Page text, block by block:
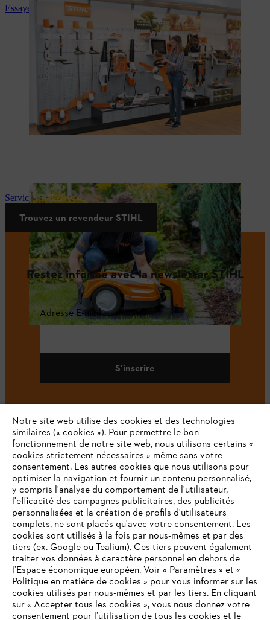
Essayez des machines gratuitement
Services relatifs aux tondeuses robots STIHL iMOW®
Trouvez un revendeur STIHL
Restez informé avec la newsletter STIHL
Adresse E-mail
S'inscrire
#STIHL
L'Entreprise
STIHL FAQ
Notre site web utilise des cookies et des technologies
similaires (« cookies »). Pour permettre le bon
fonctionnement de notre site web, nous utilisons certains «
cookies strictement nécessaires » même sans votre
consentement. Les autres cookies que nous utilisons pour
optimiser la navigation et fournir un contenu personnalisé,
y compris l'analyse du comportement de l'utilisateur,
l'efficacité des campagnes publicitaires, des publicités
personnalisées et la création de profils d'utilisateurs
complets, ne sont placés qu'avec votre consentement. Les
cookies sont utilisés à la fois par nous-mêmes et par des
tiers (ex. Google ou Tealium). Ces tiers peuvent également
traiter vos données à caractère personnel en dehors de
l’Espace économique européen. Voir « Paramètres » et «
Politique en matière de cookies » pour vous informer sur les
cookies utilisés par nous-mêmes et par les tiers. En cliquant
sur « Accepter tous les cookies », vous nous donnez votre
consentement pour l’utilisation de tous les cookies et le